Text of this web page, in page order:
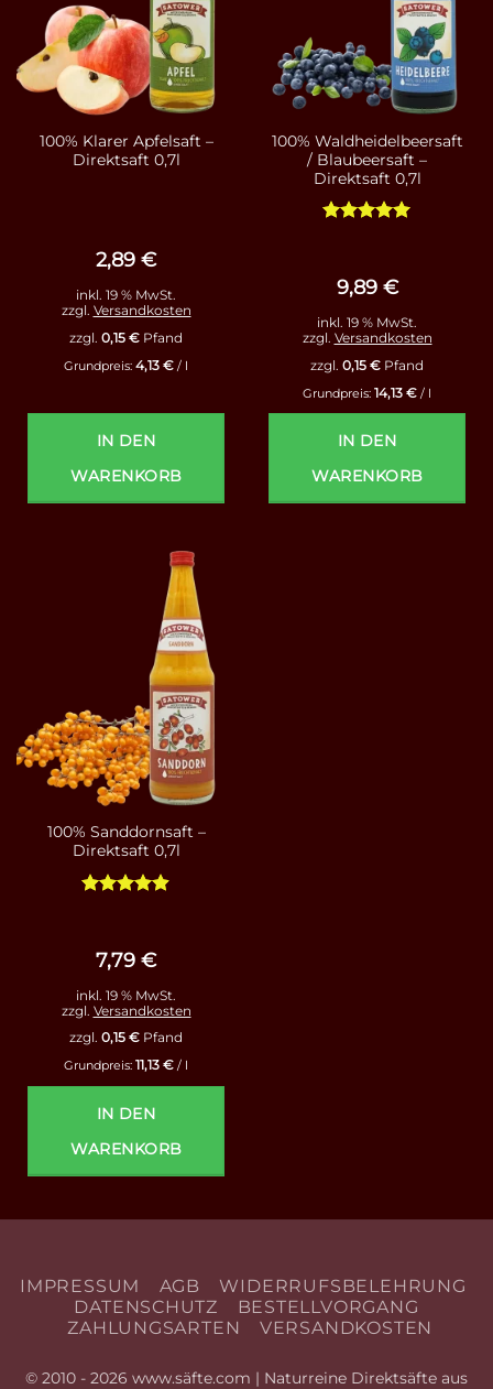
100% Klarer Apfelsaft –
Direktsaft 0,7l
2,89 €
inkl. 19 % MwSt.
zzgl. Versandkosten
zzgl. 0,15 € Pfand
Grundpreis: 4,13 € / l
IN DEN
WARENKORB
100% Waldheidelbeersaft
/ Blaubeersaft –
Direktsaft 0,7l
9,89 €
inkl. 19 % MwSt.
zzgl. Versandkosten
zzgl. 0,15 € Pfand
Grundpreis: 14,13 € / l
IN DEN
WARENKORB
100% Sanddornsaft –
Direktsaft 0,7l
7,79 €
inkl. 19 % MwSt.
zzgl. Versandkosten
zzgl. 0,15 € Pfand
Grundpreis: 11,13 € / l
IN DEN
WARENKORB
IMPRESSUM AGB
WIDERRUFSBELEHRUNG
DATENSCHUTZ
BESTELLVORGANG
ZAHLUNGSARTEN
VERSANDKOSTEN
© 2010 - 2026 www.säfte.com | Naturreine Direktsäfte aus